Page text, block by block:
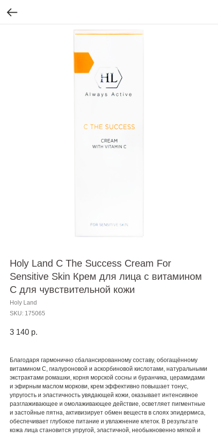
Holy Land C The Success Cream For
Sensitive Skin Крем для лица с витамином
С для чувствительной кожи
Holy Land
SKU: 175065
3 140 р.
Благодаря гармонично сбалансированному составу, обогащённому
витамином С, гиалуроновой и аскорбиновой кислотами, натуральными
экстрактами ромашки, корня морской сосны и буранчика, церамидами
и эфирным маслом моркови, крем эффективно повышает тонус,
упругость и эластичность увядающей кожи, оказывает интенсивное
разглаживающее и омолаживающее действие, осветляет пигментные
и застойные пятна, активизирует обмен веществ в слоях эпидермиса,
обеспечивает глубокое питание и увлажнение клеток. В результате
кожа лица становится упругой, эластичной, необыкновенно мягкой и